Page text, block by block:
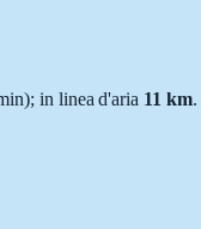
); in linea d'aria 11 km.